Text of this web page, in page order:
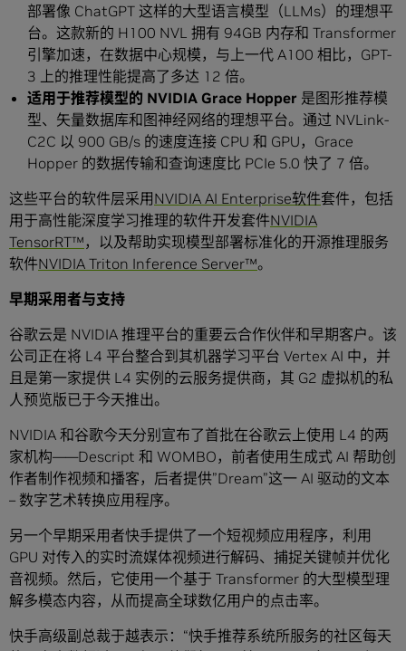
部署像 ChatGPT 这样的大型语言模型（LLMs）的理想平
台。这款新的 H100 NVL 拥有 94GB 内存和 Transformer
引擎加速，在数据中心规模，与上一代 A100 相比，GPT-
3 上的推理性能提高了多达 12 倍。
适用于推荐模型的 NVIDIA Grace Hopper 是图形推荐模
型、矢量数据库和图神经网络的理想平台。通过 NVLink-
C2C 以 900 GB/s 的速度连接 CPU 和 GPU，Grace
Hopper 的数据传输和查询速度比 PCIe 5.0 快了 7 倍。
这些平台的软件层采用 NVIDIA AI Enterprise软件套件，包括
用于高性能深度学习推理的软件开发套件NVIDIA
TensorRT™，以及帮助实现模型部署标准化的开源推理服务
软件NVIDIA Triton Inference Server™。
早期采用者与支持
谷歌云是 NVIDIA 推理平台的重要云合作伙伴和早期客户。该
公司正在将 L4 平台整合到其机器学习平台 Vertex AI 中，并
且是第一家提供 L4 实例的云服务提供商，其 G2 虚拟机的私
人预览版已于今天推出。
NVIDIA 和谷歌今天分别宣布了首批在谷歌云上使用 L4 的两
家机构——Descript 和 WOMBO，前者使用生成式 AI 帮助创
作者制作视频和播客，后者提供”Dream”这一 AI 驱动的文本
– 数字艺术转换应用程序。
另一个早期采用者快手提供了一个短视频应用程序，利用
GPU 对传入的实时流媒体视频进行解码、捕捉关键帧并优化
音视频。然后，它使用一个基于 Transformer 的大型模型理
解多模态内容，从而提高全球数亿用户的点击率。
快手高级副总裁于越表示：“快手推荐系统所服务的社区每天